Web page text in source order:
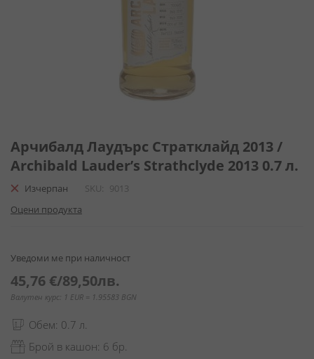
към
началото
на
галерия
снимки
Арчибалд Лаудърс Стратклайд 2013 /
Archibald Lauder’s Strathclyde 2013 0.7 л.
Изчерпан SKU
9013
Оцени продукта
Уведоми ме при наличност
45,76 €/89,50лв.
Валутен курс: 1 EUR = 1.95583 BGN
Обем: 0.7 л.
Брой в кашон: 6 бр.